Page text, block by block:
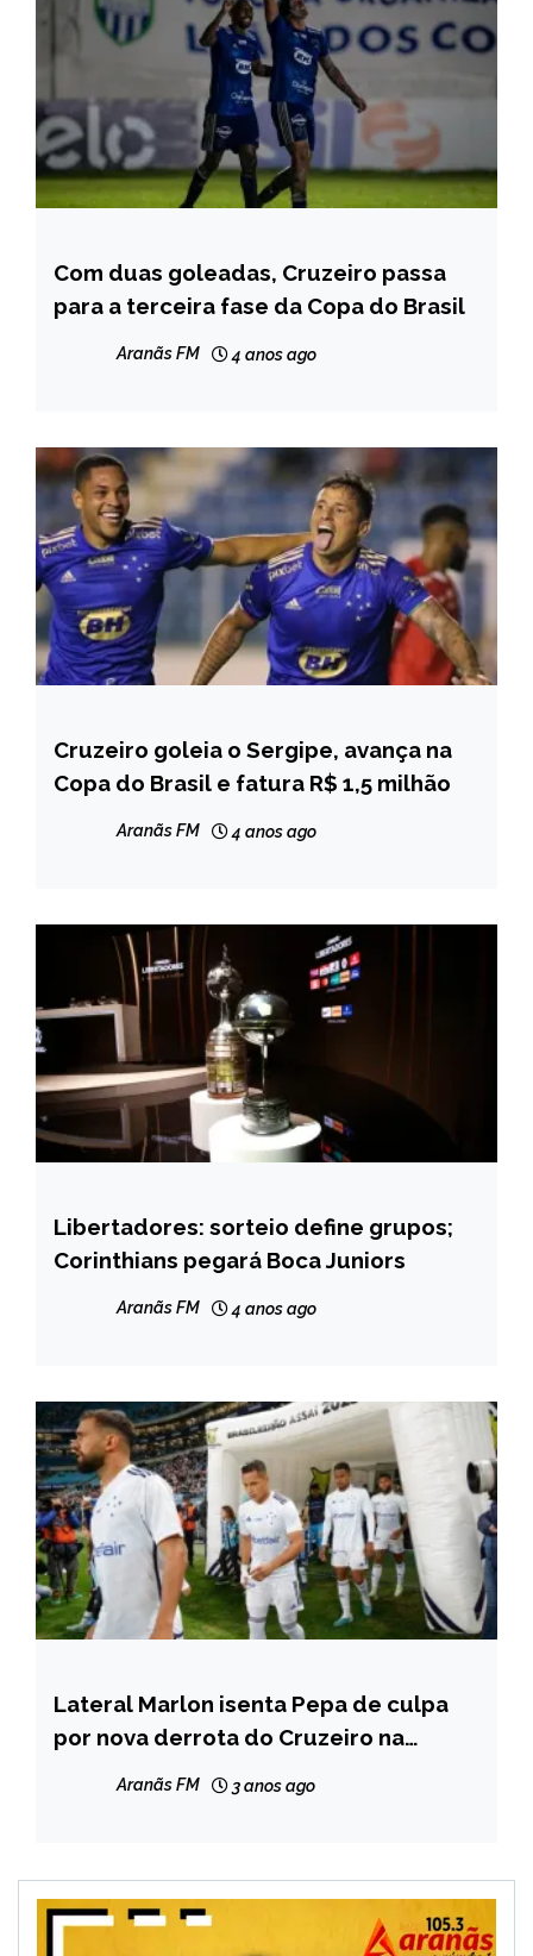
ESPORTES
Com duas goleadas, Cruzeiro passa
para a terceira fase da Copa do Brasil
Aranãs FM 4 anos ago
ESPORTES
Cruzeiro goleia o Sergipe, avança na
Copa do Brasil e fatura R$ 1,5 milhão
Aranãs FM 4 anos ago
ESPORTES
NOTÍCIAS
Libertadores: sorteio define grupos;
Corinthians pegará Boca Juniors
Aranãs FM 4 anos ago
ESPORTES
Lateral Marlon isenta Pepa de culpa
por nova derrota do Cruzeiro na
Aranãs FM 3 anos ago